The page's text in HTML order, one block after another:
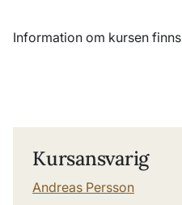
Information om kursen finns
Kursansvarig
Andreas Persson